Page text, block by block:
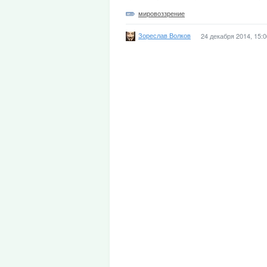
мировоззрение
Зореслав Волков 24 декабря 2014,